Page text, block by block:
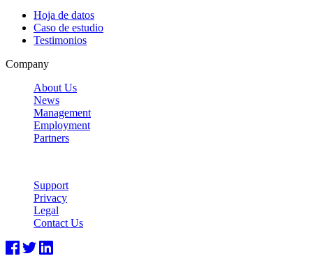
Hoja de datos
Caso de estudio
Testimonios
Company
About Us
News
Management
Employment
Partners
Support
Privacy
Legal
Contact Us